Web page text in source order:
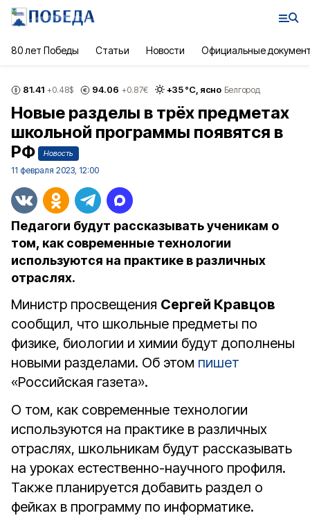
80 лет Победы Статьи Новости Официальные
81.41 +0.48$ 94.06 +0.87€ +35°С, ясно Белгород
Новые разделы в трёх предметах
школьной программы появятся в
РФ
Новость
11 февраля 2023, 12:00
Педагоги будут рассказывать ученикам о
том, как современные технологии
используются на практике в различных
отраслях.
Министр просвещения Сергей Кравцов
сообщил, что школьные предметы по
физике, биологии и химии будут дополнены
новыми разделами. Об этом пишет
«Российская газета».
О том, как современные технологии
используются на практике в различных
отраслях, школьникам будут рассказывать
на уроках естественно-научного профиля.
Также планируется добавить раздел о
фейках в программу по информатике.